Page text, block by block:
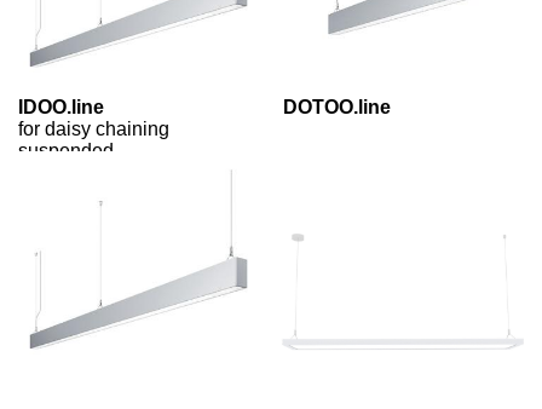
IDOO.line
for daisy chaining
suspended
DOTOO.line